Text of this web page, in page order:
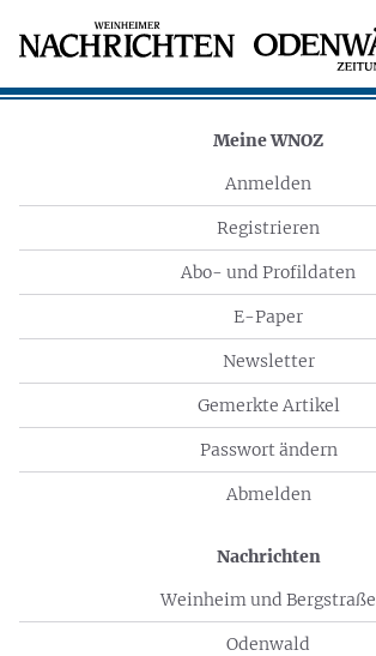
Meine WNOZ
Anmelden
Registrieren
Abo- und Profildaten
E-Paper
Newsletter
Gemerkte Artikel
Passwort ändern
Abmelden
Nachrichten
Weinheim und Bergstraße
Odenwald